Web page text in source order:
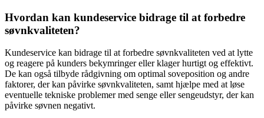
Hvordan kan kundeservice bidrage til at forbedre
søvnkvaliteten?
Kundeservice kan bidrage til at forbedre søvnkvaliteten ved at lytte
og reagere på kunders bekymringer eller klager hurtigt og effektivt.
De kan også tilbyde rådgivning om optimal soveposition og andre
faktorer, der kan påvirke søvnkvaliteten, samt hjælpe med at løse
eventuelle tekniske problemer med senge eller sengeudstyr, der kan
påvirke søvnen negativt.